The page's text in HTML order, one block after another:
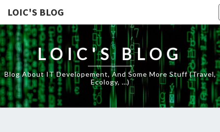
LOIC'S BLOG
LOIC'S BLOG
Blog About IT Developement, And Some More Stuff (travel,
Ecology, …)